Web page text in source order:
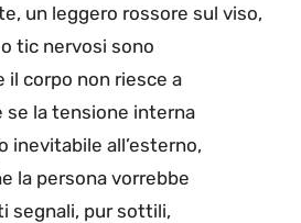
un leggero rossore sul viso,
tic nervosi sono
il corpo non riesce a
se la tensione interna
inevitabile all’esterno,
la persona vorrebbe
segnali, pur sottili,